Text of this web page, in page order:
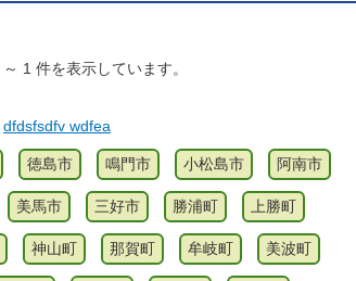
～ 1 件を表示しています。
dfdsfsdfv wdfea
徳島市 鳴門市 小松島市 阿南市
美馬市 三好市 勝浦町 上勝町
神山町 那賀町 牟岐町 美波町